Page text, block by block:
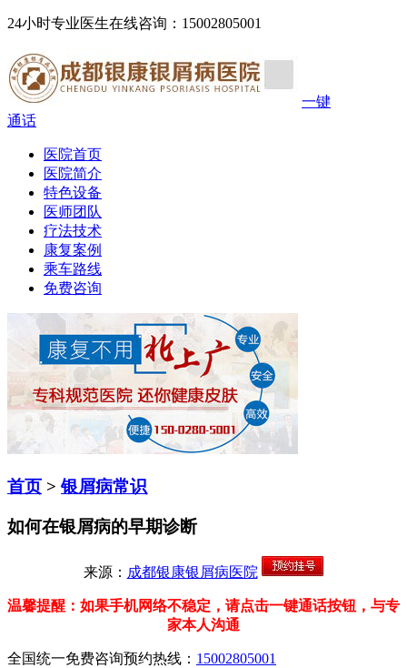
24小时专业医生在线咨询：15002805001
一键
通话
医院首页
医院简介
特色设备
医师团队
疗法技术
康复案例
乘车路线
免费咨询
首页 >银屑病常识
如何在银屑病的早期诊断
来源： 成都银康银屑病医院
温馨提醒：如果手机网络不稳定，请点击一键通话按钮，与专
家本人沟通
全国统一免费咨询预约热线： 15002805001